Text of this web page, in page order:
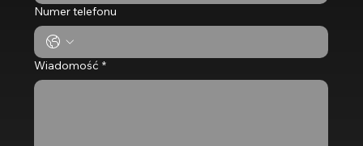
Numer telefonu
Wiadomość *